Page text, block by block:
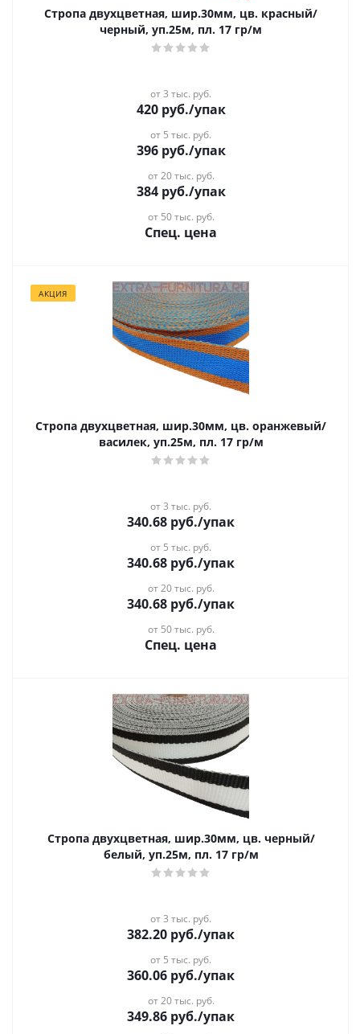
Стропа двухцветная, шир.30мм, цв. красный/
черный, уп.25м, пл. 17 гр/м
от 3 тыс. руб.
420руб./упак
от 5 тыс. руб.
396руб./упак
от 20 тыс. руб.
384руб./упак
от 50 тыс. руб.
Спец. цена
АКЦИЯ
Стропа двухцветная, шир.30мм, цв. оранжевый/
василек, уп.25м, пл. 17 гр/м
от 3 тыс. руб.
340.68 руб./упак
от 5 тыс. руб.
340.68 руб./упак
от 20 тыс. руб.
340.68 руб./упак
от 50 тыс. руб.
Спец. цена
Стропа двухцветная, шир.30мм, цв. черный/
белый, уп.25м, пл. 17 гр/м
от 3 тыс. руб.
382.20 руб./упак
от 5 тыс. руб.
360.06 руб./упак
от 20 тыс. руб.
349.86 руб./упак